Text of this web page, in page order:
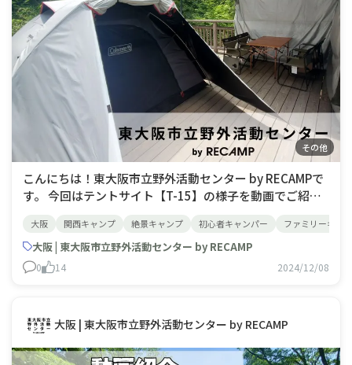
その他
こんにちは！東大阪市立野外活動センター by RECAMPで
す。 今回はテントサイト【T-15】の様子を動画でご紹介
テーブル、チェア、ランタン、マット、寝袋が付属してお
ります。初心者の方でも楽しめる手ぶらプランとなってお
大阪 関西キャンプ 絶景キャンプ 初心者キャンパー ファミリーキャ
大阪 | 東大阪市立野外活動センター by RECAMP
0 14 2024/12/08
大阪 | 東大阪市立野外活動センター by RECAMP